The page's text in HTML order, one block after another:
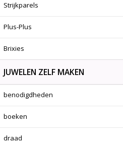
Strijkparels
Plus-Plus
Brixies
JUWELEN ZELF MAKEN
benodigdheden
boeken
draad